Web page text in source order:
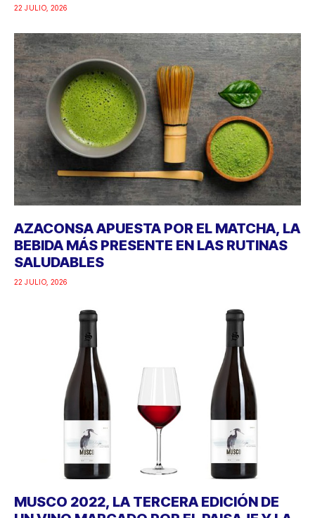
22 JULIO, 2026
AZACONSA APUESTA POR EL MATCHA, LA
BEBIDA MÁS PRESENTE EN LAS RUTINAS
SALUDABLES
22 JULIO, 2026
MUSCO 2022, LA TERCERA EDICIÓN DE